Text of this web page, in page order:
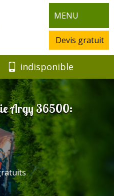
MENU
Devis gratuit
indisponible
Argy 36500: